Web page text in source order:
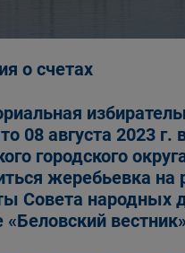
о счетах
08 августа 2023
городского
жеребьевка
Совета народных
«Беловский вестник»